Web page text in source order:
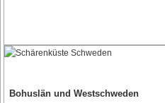
Bohuslän und Westschweden